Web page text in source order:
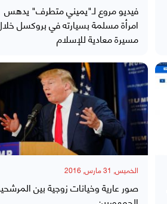
فيديو مروع لـ"يميني متطرف" يدهس
امرأة مسلمة بسيارته في بروكسل
مسيرة معادية للإسلام
الخميس, 31 مارس, 2016
صور عارية وخيانات زوجية بين